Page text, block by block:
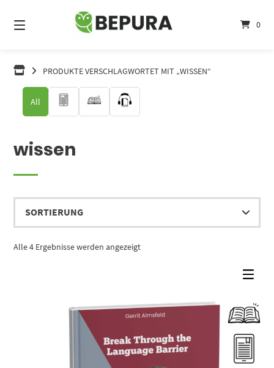
zum
Inhalt
0
PRODUKTE VERSCHLAGWORTET MIT „WISSEN“
wissen
Alle 4 Ergebnisse werden angezeigt
All